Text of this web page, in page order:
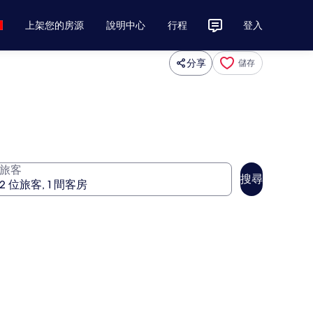
上架您的房源 說明中心 行程 登入
分享 儲存
旅客
搜尋